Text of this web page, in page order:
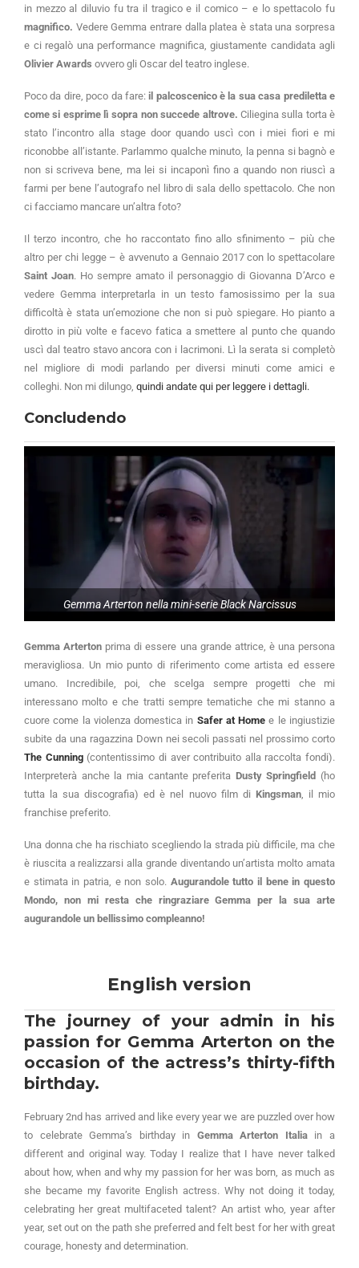
in mezzo al diluvio fu tra il tragico e il comico – e lo spettacolo fu
magnifico. Vedere Gemma entrare dalla platea è stata una sorpresa
e ci regalò una performance magnifica, giustamente candidata agli
Olivier Awards ovvero gli Oscar del teatro inglese.
Poco da dire, poco da fare:il palcoscenico è la sua casa prediletta e
come si esprime lì sopra non succede altrove. Ciliegina sulla torta è
stato l’incontro alla stage door quando uscì con i miei fiori e mi
riconobbe all’istante. Parlammo qualche minuto, la penna si bagnò e
non si scriveva bene, ma lei si incaponì fino a quando non riuscì a
farmi per bene l’autografo nel libro di sala dello spettacolo. Che non
ci facciamo mancare un’altra foto?
Il terzo incontro, che ho raccontato fino allo sfinimento – più che
altro per chi legge – è avvenuto a Gennaio 2017 con lo spettacolare
Saint Joan. Ho sempre amato il personaggio di Giovanna D’Arco e
vedere Gemma interpretarla in un testo famosissimo per la sua
difficoltà è stata un’emozione che non si può spiegare. Ho pianto a
dirotto in più volte e facevo fatica a smettere al punto che quando
uscì dal teatro stavo ancora con i lacrimoni. Lì la serata si completò
nel migliore di modi parlando per diversi minuti come amici e
colleghi. Non mi dilungo, quindi andate qui per leggere i dettagli.
Concludendo
Gemma Arterton nella mini-serie Black Narcissus
Gemma Arterton prima di essere una grande attrice, è una persona
meravigliosa. Un mio punto di riferimento come artista ed essere
umano. Incredibile, poi, che scelga sempre progetti che mi
interessano molto e che tratti sempre tematiche che mi stanno a
cuore come la violenza domestica in Safer at Home e le ingiustizie
subite da una ragazzina Down nei secoli passati nel prossimo corto
The Cunning(contentissimo di aver contribuito alla raccolta fondi).
Interpreterà anche la mia cantante preferita Dusty Springfield (ho
tutta la sua discografia) ed è nel nuovo film di Kingsman, il mio
franchise preferito.
Una donna che ha rischiato scegliendo la strada più difficile, ma che
è riuscita a realizzarsi alla grande diventando un’artista molto amata
e stimata in patria, e non solo. Augurandole tutto il bene in questo
Mondo, non mi resta che ringraziare Gemma per la sua arte
augurandole un bellissimo compleanno!
English version
The journey of your admin in his
passion for Gemma Arterton on the
occasion of the actress’s thirty-fifth
birthday.
February 2nd has arrived and like every year we are puzzled over how
to celebrate Gemma’s birthday in Gemma Arterton Italiain a
different and original way. Today I realize that I have never talked
about how, when and why my passion for her was born, as much as
she became my favorite English actress. Why not doing it today,
celebrating her great multifaceted talent? An artist who, year after
year, set out on the path she preferred and felt best for her with great
courage, honesty and determination.